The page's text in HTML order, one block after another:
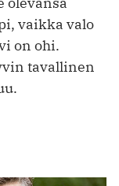
vaikka valo
on ohi.
tavallinen